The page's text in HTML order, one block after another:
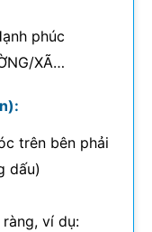
phúc
XÃ…
trên bên phải
dấu)
ví dụ: